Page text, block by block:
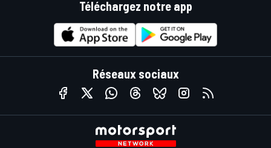
Téléchargez notre app
Réseaux sociaux